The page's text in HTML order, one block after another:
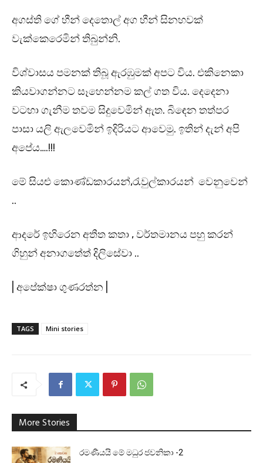
අගස්ති ගේ හීන් දෙතොල් අග හීන් සිනහවක්
වැක්කෙරෙමින් තිබුන්නි.
විශ්වාසය පමනක් තිබූ ඇරඹුමක් අපට විය. එකිනෙකා
කියවාගන්නට සෑහෙන්නම කල් ගත විය. දෙදෙනා
වටහා ගැනීම තවම සිදුවෙමින් ඇත. බිඳෙන තත්පර
පාසා යලි ඇලවෙමින් ඉදිරියට ආවෙමු. ඉතින් දැන් අපි
අපේය….!!!
මේ සියළු කොණ්ඩකාරයන්,රැවුල්කාරයන් වෙනුවෙන්
..
ආදරේ ඉහිරෙන අතීත කතා , වර්තමානය පහු කරන්
ගිහුන් අනාගතේත් දිලිසේවා ..
| අපේක්ෂා ගුණරත්න |
TAGS Mini stories
More Stories
රමණීයයි මේ මධුර ජවනිකා -2